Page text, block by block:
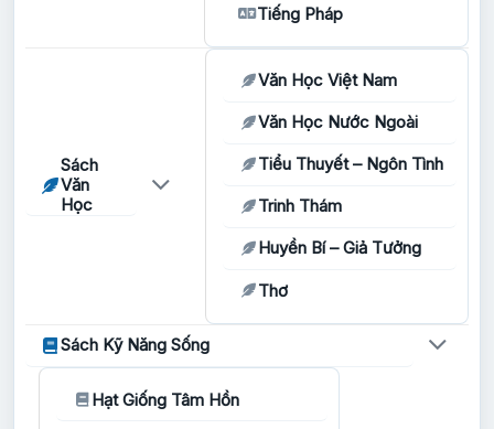
Tiếng Pháp
Sách
Văn
Học
Văn Học Việt Nam
Văn Học Nước Ngoài
Tiểu Thuyết – Ngôn Tình
Trinh Thám
Huyền Bí – Giả Tưởng
Thơ
Sách Kỹ Năng Sống
Hạt Giống Tâm Hồn